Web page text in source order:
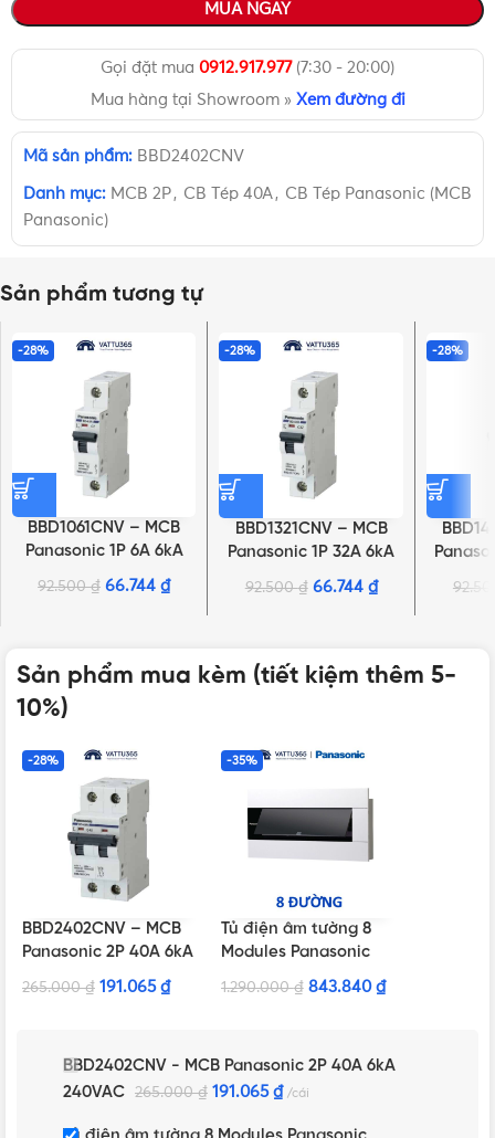
MUA NGAY
Gọi đặt mua 0912.917.977(7:30 - 20:00)
Mua hàng tại Showroom » Xem đường đi
Mã sản phẩm: BBD2402CNV
Danh mục: MCB 2P, CB Tép 40A, CB Tép Panasonic (MCB
Panasonic)
Sản phẩm tương tự
-28%
BBD1061CNV – MCB
Panasonic 1P 6A 6kA
240VAC
92.500₫ 66.744₫
-28%
BBD1321CNV – MCB
Panasonic 1P 32A 6kA
240VAC
92.500₫ 66.744 ₫
-28%
Sản phẩm mua kèm (tiết kiệm thêm 5-
10%)
-28%
BBD2402CNV – MCB
Panasonic 2P 40A 6kA
265.000₫ 191.065 ₫
-35%
Tủ điện âm tường 8
Modules Panasonic
BQDX08T11AV màu
1.290.000₫ 843.840 ₫
BBD2402CNV - MCB Panasonic 2P 40A 6kA
240VAC
265.000₫ 191.065 ₫ cái